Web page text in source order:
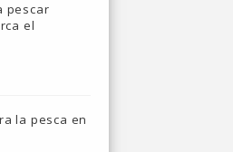
pescar
el
la pesca en